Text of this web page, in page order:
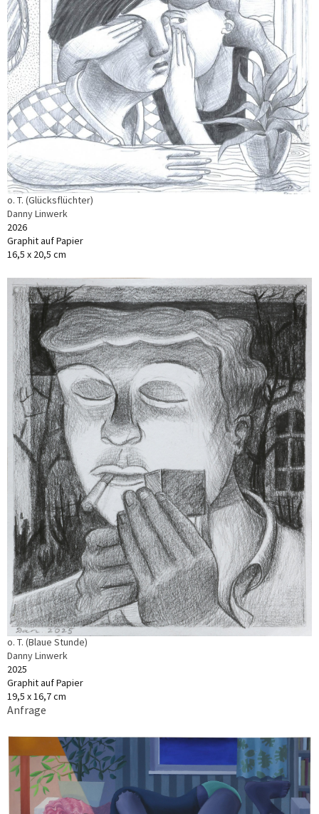
o. T. (Glücksflüchter)
Danny Linwerk
2026
Graphit auf Papier
16,5 x 20,5 cm
o. T. (Blaue Stunde)
Danny Linwerk
2025
Graphit auf Papier
19,5 x 16,7 cm
Anfrage